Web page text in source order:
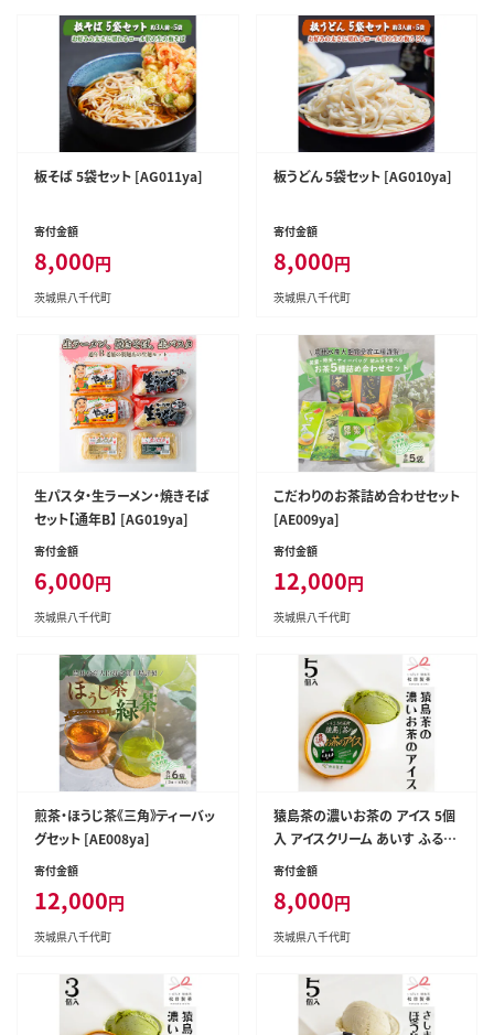
板そば 5袋セット [AG011ya]
寄付金額
8,000円
茨城県八千代町
板うどん 5袋セット [AG010ya]
寄付金額
8,000円
茨城県八千代町
生パスタ・生ラーメン・焼きそば
セット【通年B】 [AG019ya]
寄付金額
6,000円
茨城県八千代町
こだわりのお茶詰め合わせセット
[AE009ya]
寄付金額
12,000円
茨城県八千代町
煎茶・ほうじ茶《三角》ティーバッ
グセット [AE008ya]
寄付金額
12,000円
茨城県八千代町
猿島茶の濃いお茶の アイス 5個
入 アイスクリーム あいす ふるさ
と納税 ギフト スイーツ お菓子
寄付金額
8,000円
茨城県八千代町